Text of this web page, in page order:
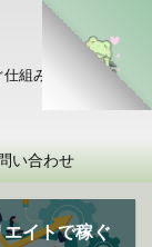
組みを持つ
い合わせ
エイトで稼ぐ